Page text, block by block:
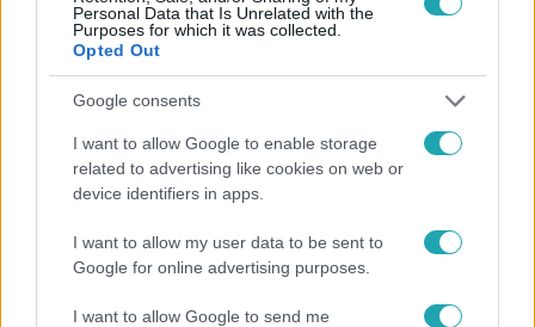
Personal Data that Is Unrelated with the
Purposes for which it was collected.
Opted Out
Google consents
I want to allow Google to enable storage
related to advertising like cookies on web or
device identifiers in apps.
I want to allow my user data to be sent to
Google for online advertising purposes.
I want to allow Google to send me
Népszerű